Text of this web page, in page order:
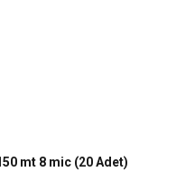
mt 8 mic (20 Adet)